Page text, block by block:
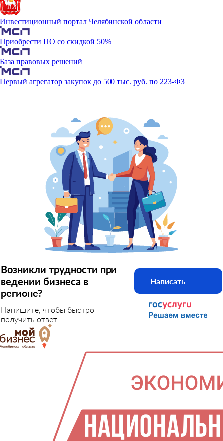
Инвестиционный портал Челябинской области
Приобрести ПО со скидкой 50%
База правовых решений
Первый агрегатор закупок до 500 тыс. руб. по 223-ФЗ
Возникли трудности при
ведении бизнеса в
регионе?
Напишите, чтобы быстро
получить ответ
Написать